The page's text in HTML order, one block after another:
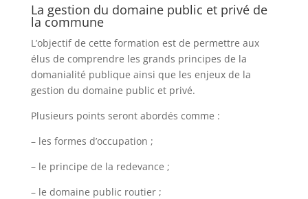
La gestion du domaine public et privé de
la commune
L’objectif de cette formation est de permettre aux
élus de comprendre les grands principes de la
domanialité publique ainsi que les enjeux de la
gestion du domaine public et privé.
Plusieurs points seront abordés comme :
– les formes d’occupation ;
– le principe de la redevance ;
– le domaine public routier ;